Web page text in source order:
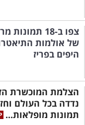
צפו ב-18
של אולמות
היפים בפריז
הצלמת המוכשרת
נדדה בכל העולם
תמונות מופלאות...